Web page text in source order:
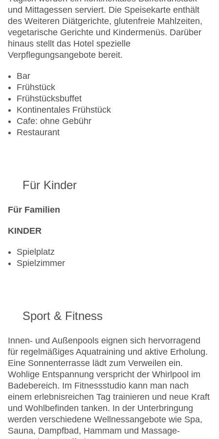
und Mittagessen serviert. Die Speisekarte enthält
des Weiteren Diätgerichte, glutenfreie Mahlzeiten,
vegetarische Gerichte und Kindermenüs. Darüber
hinaus stellt das Hotel spezielle
Verpflegungsangebote bereit.
Bar
Frühstück
Frühstücksbuffet
Kontinentales Frühstück
Cafe: ohne Gebühr
Restaurant
Für Kinder
Für Familien
KINDER
Spielplatz
Spielzimmer
Sport & Fitness
Innen- und Außenpools eignen sich hervorragend
für regelmäßiges Aquatraining und aktive Erholung.
Eine Sonnenterrasse lädt zum Verweilen ein.
Wohlige Entspannung verspricht der Whirlpool im
Badebereich. Im Fitnessstudio kann man nach
einem erlebnisreichen Tag trainieren und neue Kraft
und Wohlbefinden tanken. In der Unterbringung
werden verschiedene Wellnessangebote wie Spa,
Sauna, Dampfbad, Hammam und Massage-